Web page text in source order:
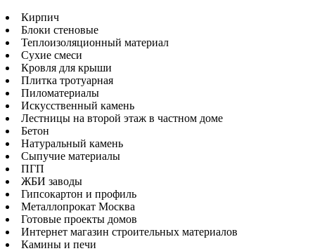
Кирпич
Блоки стеновые
Теплоизоляционный материал
Сухие смеси
Кровля для крыши
Плитка тротуарная
Пиломатериалы
Искусственный камень
Лестницы на второй этаж в частном доме
Бетон
Натуральный камень
Сыпучие материалы
ПГП
ЖБИ заводы
Гипсокартон и профиль
Металлопрокат Москва
Готовые проекты домов
Интернет магазин строительных материалов
Камины и печи